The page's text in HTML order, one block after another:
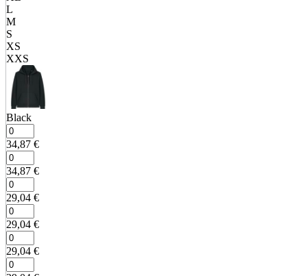
L
M
S
XS
XXS
Black
34,87 €
34,87 €
29,04 €
29,04 €
29,04 €